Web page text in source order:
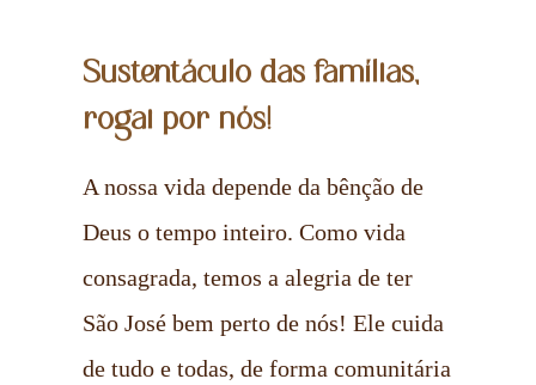
Sustentáculo das famílias,
rogai por nós!
A nossa vida depende da bênção de
Deus o tempo inteiro. Como vida
consagrada, temos a alegria de ter
São José bem perto de nós! Ele cuida
de tudo e todas, de forma comunitária